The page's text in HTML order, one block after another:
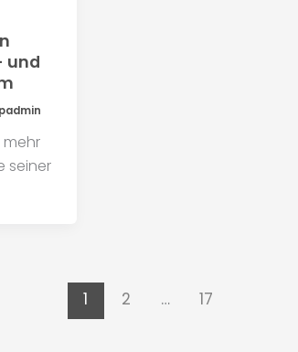
und
mehr
seiner
1 2 … 17